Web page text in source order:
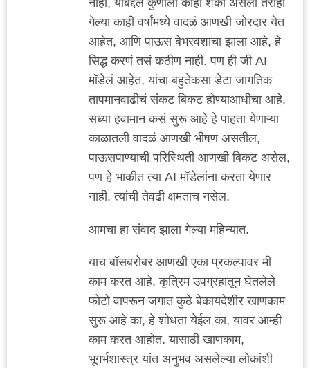
नाही, याबद्दल कुणाला काही शंका असली तरीही
गेल्या काही वर्षांमध्ये वादळं आणखी जोरदार येत
आहेत, आणि पाऊस बेभरवशाचा झाला आहे, हे
सिद्ध करणं तसं कठीण नाही. पण ही जी AI
मॉडेलं आहेत, यांचा बहुतेकसा डेटा जागतिक
तापमानवाढीचं संकट बिकट होण्याआधीचा आहे.
सध्या हवामान कसं सुरू आहे हे पाहता येणाऱ्या
काळातली वादळं आणखी भीषण असतील,
पाऊसपाण्याची परिस्थिती आणखी बिकट असेल,
पण हे भाकीत त्या AI मॉडेलांंना करता येणार
नाही. त्यांची तेवढी क्षमताच नसेल.
आमचा हा संवाद झाला गेल्या महिन्यात.
याच बॉसबरोबर आणखी एका प्रकल्पावर मी
काम करत आहे. कृत्रिम उपग्रहातून घेतलेले
फोटो वापरून जगात कुठे बेकायदेशीर खाणकाम
सुरू आहे का, हे शोधता येईल का, यावर आम्ही
काम करत आहोत. यासाठी खाणकाम,
भूगर्भशास्त्र यांत अनुभव असलेल्या लोकांशी